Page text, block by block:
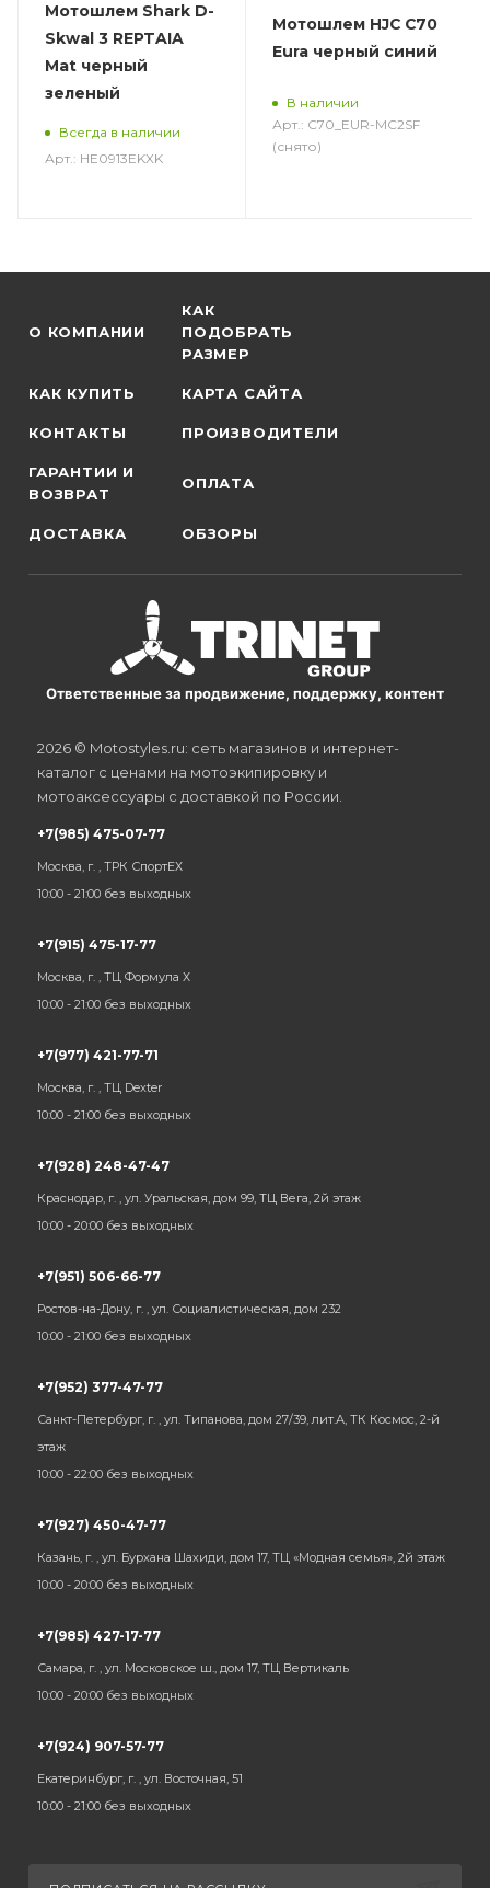
Мотошлем Shark D-
Skwal 3 REPTAIA
Mat черный
зеленый
Всегда в наличии
Арт.: HE0913EKXK
Мотошлем HJC C70
Eura черный синий
В наличии
Арт.: C70_EUR-MC2SF
(снято)
О КОМПАНИИ
КАК
ПОДОБРАТЬ
РАЗМЕР
КАК КУПИТЬ КАРТА САЙТА
КОНТАКТЫ ПРОИЗВОДИТЕЛИ
ГАРАНТИИ И
ВОЗВРАТ
ОПЛАТА
ДОСТАВКА ОБЗОРЫ
Ответственные за продвижение, поддержку, контент
2026 © Motostyles.ru: сеть магазинов и интернет-
каталог с ценами на мотоэкипировку и
мотоаксессуары с доставкой по России.
+7(985) 475-07-77
Москва, г. , ТРК СпортЕХ
10:00 - 21:00 без выходных
+7(915) 475-17-77
Москва, г. , ТЦ Формула Х
10:00 - 21:00 без выходных
+7(977) 421-77-71
Москва, г. , ТЦ Dexter
10:00 - 21:00 без выходных
+7(928) 248-47-47
Краснодар, г. , ул. Уральская, дом 99, ТЦ Вега, 2й этаж
10:00 - 20:00 без выходных
+7(951) 506-66-77
Ростов-на-Дону, г. , ул. Социалистическая, дом 232
10:00 - 21:00 без выходных
+7(952) 377-47-77
Санкт-Петербург, г. , ул. Типанова, дом 27/39, лит.А, ТК Космос, 2-й
этаж
10:00 - 22:00 без выходных
+7(927) 450-47-77
Казань, г. , ул. Бурхана Шахиди, дом 17, ТЦ «Модная семья», 2й этаж
10:00 - 20:00 без выходных
+7(985) 427-17-77
Самара, г. , ул. Московское ш., дом 17, ТЦ Вертикаль
10:00 - 20:00 без выходных
+7(924) 907-57-77
Екатеринбург, г. , ул. Восточная, 51
10:00 - 21:00 без выходных